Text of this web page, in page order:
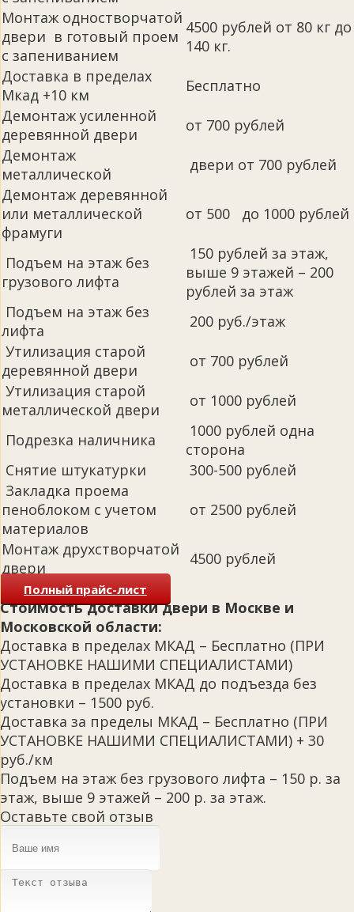
Монтаж одностворчатой
двери в готовый проем
с запениванием
4500 рублей от 80 кг до
140 кг.
Доставка в пределах
Мкад +10 км
Бесплатно
Демонтаж усиленной
деревянной двери
от 700 рублей
Демонтаж
металлической
двери от 700 рублей
Демонтаж деревянной
или металлической
фрамуги
от 500 до 1000 рублей
Подъем на этаж без
грузового лифта
150 рублей за этаж,
выше 9 этажей – 200
рублей за этаж
Подъем на этаж без
лифта
200 руб./этаж
Утилизация старой
деревянной двери
от 700 рублей
Утилизация старой
металлической двери
от 1000 рублей
Подрезка наличника
1000 рублей одна
сторона
Снятие штукатурки
300-500 рублей
Закладка проема
пеноблоком с учетом
материалов
от 2500 рублей
Монтаж друхстворчатой
двери
4500 рублей
Полный прайс-лист
Стоимость доставки двери в Москве и
Московской области:
Доставка в пределах МКАД – Бесплатно (ПРИ
УСТАНОВКЕ НАШИМИ СПЕЦИАЛИСТАМИ)
Доставка в пределах МКАД до подъезда без
установки – 1500 руб.
Доставка за пределы МКАД – Бесплатно (ПРИ
УСТАНОВКЕ НАШИМИ СПЕЦИАЛИСТАМИ) + 30
руб./км
Подъем на этаж без грузового лифта – 150 р. за
этаж, выше 9 этажей – 200 р. за этаж.
Оставьте свой отзыв